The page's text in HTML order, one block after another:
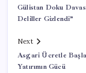
Gülistan Doku
Deliller Gizlendi”
Next
Asgari Ücretle
Yatırımın Gücü